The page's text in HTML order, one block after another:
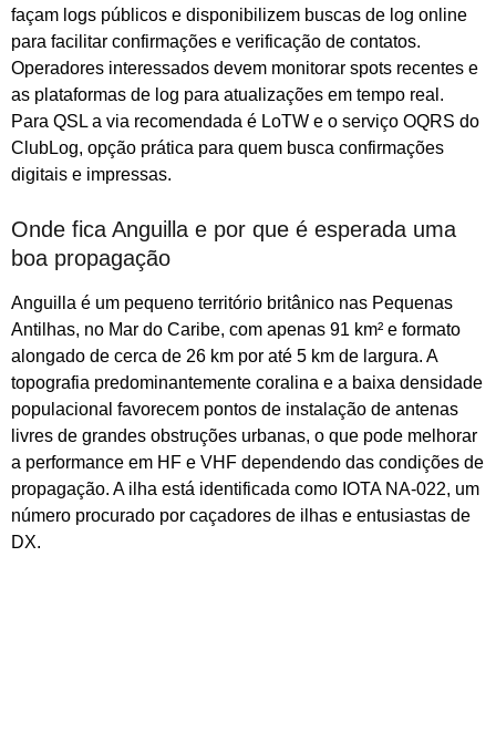
façam logs públicos e disponibilizem buscas de log online
para facilitar confirmações e verificação de contatos.
Operadores interessados devem monitorar spots recentes e
as plataformas de log para atualizações em tempo real.
Para QSL a via recomendada é LoTW e o serviço OQRS do
ClubLog, opção prática para quem busca confirmações
digitais e impressas.
Onde fica Anguilla e por que é esperada uma
boa propagação
Anguilla é um pequeno território britânico nas Pequenas
Antilhas, no Mar do Caribe, com apenas 91 km² e formato
alongado de cerca de 26 km por até 5 km de largura. A
topografia predominantemente coralina e a baixa densidade
populacional favorecem pontos de instalação de antenas
livres de grandes obstruções urbanas, o que pode melhorar
a performance em HF e VHF dependendo das condições de
propagação. A ilha está identificada como IOTA NA-022, um
número procurado por caçadores de ilhas e entusiastas de
DX.